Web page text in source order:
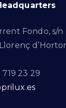
Fondo, s/n
719 23 29